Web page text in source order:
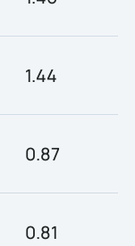
1.44
0.87
0.81